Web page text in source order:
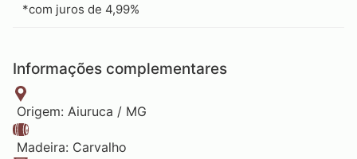
*com juros de 4,99%
Informações complementares
Origem: Aiuruca / MG
Madeira: Carvalho